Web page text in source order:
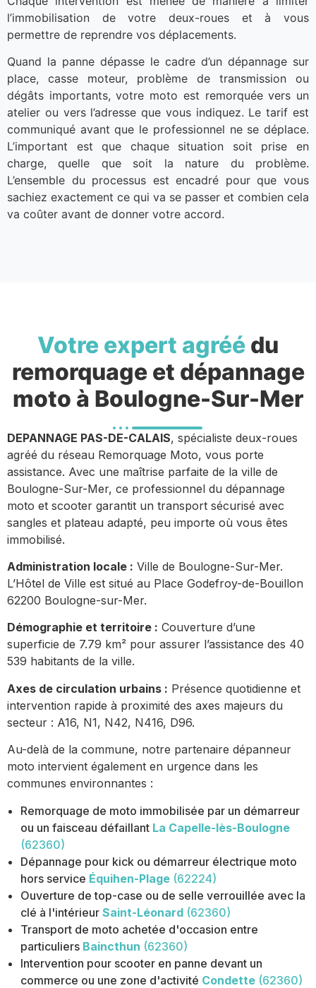
l’immobilisation de votre deux-roues et à vous
permettre de reprendre vos déplacements.
Quand la panne dépasse le cadre d’un dépannage sur
place, casse moteur, problème de transmission ou
dégâts importants, votre moto est remorquée vers un
atelier ou vers l’adresse que vous indiquez. Le tarif est
communiqué avant que le professionnel ne se déplace.
L’important est que chaque situation soit prise en
charge, quelle que soit la nature du problème.
L’ensemble du processus est encadré pour que vous
sachiez exactement ce qui va se passer et combien cela
va coûter avant de donner votre accord.
Votre expert agréé du
remorquage et dépannage
moto à Boulogne-Sur-Mer
DEPANNAGE PAS-DE-CALAIS, spécialiste deux-roues
agréé du réseau Remorquage Moto, vous porte
assistance. Avec une maîtrise parfaite de la ville de
Boulogne-Sur-Mer, ce professionnel du dépannage
moto et scooter garantit un transport sécurisé avec
sangles et plateau adapté, peu importe où vous êtes
immobilisé.
Administration locale : Ville de Boulogne-Sur-Mer.
L’Hôtel de Ville est situé au Place Godefroy-de-Bouillon
62200 Boulogne-sur-Mer.
Démographie et territoire : Couverture d’une
superficie de 7.79 km² pour assurer l’assistance des 40
539 habitants de la ville.
Axes de circulation urbains : Présence quotidienne et
intervention rapide à proximité des axes majeurs du
secteur : A16, N1, N42, N416, D96.
Au-delà de la commune, notre partenaire dépanneur
moto intervient également en urgence dans les
communes environnantes :
Remorquage de moto immobilisée par un démarreur
ou un faisceau défaillant La Capelle-lès-Boulogne
(62360)
Dépannage pour kick ou démarreur électrique moto
hors service Équihen-Plage (62224)
Ouverture de top-case ou de selle verrouillée avec la
clé à l'intérieur Saint-Léonard (62360)
Transport de moto achetée d'occasion entre
particuliers Baincthun (62360)
Intervention pour scooter en panne devant un
commerce ou une zone d'activité Condette (62360)